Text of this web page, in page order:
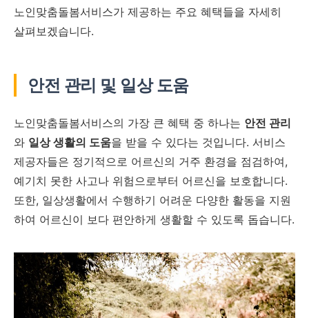
노인맞춤돌봄서비스가 제공하는 주요 혜택들을 자세히
살펴보겠습니다.
안전 관리 및 일상 도움
노인맞춤돌봄서비스의 가장 큰 혜택 중 하나는 안전 관리
와 일상 생활의 도움을 받을 수 있다는 것입니다. 서비스
제공자들은 정기적으로 어르신의 거주 환경을 점검하여,
예기치 못한 사고나 위험으로부터 어르신을 보호합니다.
또한, 일상생활에서 수행하기 어려운 다양한 활동을 지원
하여 어르신이 보다 편안하게 생활할 수 있도록 돕습니다.